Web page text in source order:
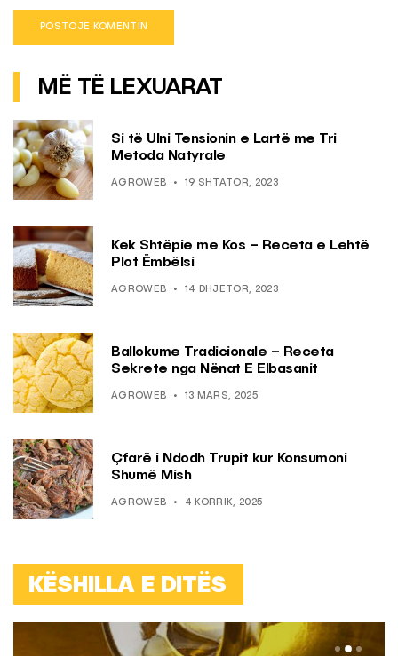
MË TË LEXUARAT
Si të Ulni Tensionin e Lartë me Tri
Metoda Natyrale
AGROWEB 19 SHTATOR, 2023
Kek Shtëpie me Kos – Receta e Lehtë
Plot Ëmbëlsi
AGROWEB 14 DHJETOR, 2023
Ballokume Tradicionale – Receta
Sekrete nga Nënat E Elbasanit
AGROWEB 13 MARS, 2025
Çfarë i Ndodh Trupit kur Konsumoni
Shumë Mish
AGROWEB 4 KORRIK, 2025
KËSHILLA E DITËS